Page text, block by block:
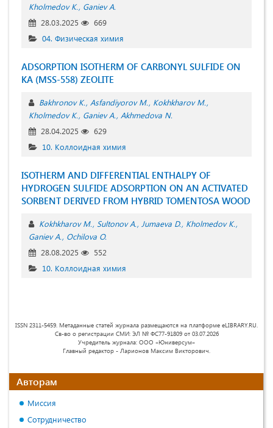
Kholmedov K. Ganiev A.
28.03.2025
669
04. Физическая химия
ADSORPTION ISOTHERM OF CARBONYL SULFIDE ON
KA (MSS-558) ZEOLITE
Bakhronov K. Asfandiyorov M. Kokhkharov M.
Kholmedov K. Ganiev A. Akhmedova N.
28.04.2025
629
10. Коллоидная химия
ISOTHERM AND DIFFERENTIAL ENTHALPY OF
HYDROGEN SULFIDE ADSORPTION ON AN ACTIVATED
SORBENT DERIVED FROM HYBRID TOMENTOSA WOOD
Kokhkharov M. Sultonov A. Jumaeva D. Kholmedov K.
Ganiev A. Ochilova O.
28.08.2025
552
10. Коллоидная химия
ISSN 2311-5459. Метаданные статей журнала размещаются на платформе eLIBRARY.RU.
Св-во о регистрации СМИ: ЭЛ № ФС77-91809 от 03.07.2026
Учредитель журнала: ООО «Юниверсум»
Главный редактор - Ларионов Максим Викторович.
Авторам
Миссия
Сотрудничество